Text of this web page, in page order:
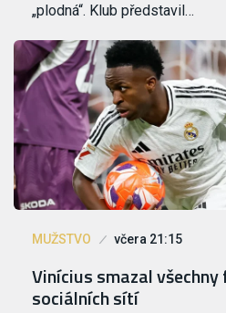
„plodná“. Klub představil…
MUŽSTVO včera 21:15
Vinícius smazal
sociálních sítí